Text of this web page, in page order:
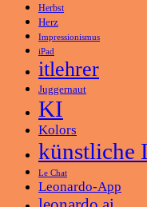
Herbst
Herz
Impressionismus
iPad
itlehrer
Juggernaut
KI
Kolors
künstliche
Le Chat
Leonardo-App